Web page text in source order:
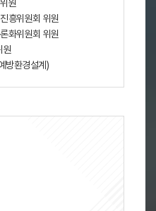
원
흥위원회 위원
화위원회 위원
원
방환경설계)